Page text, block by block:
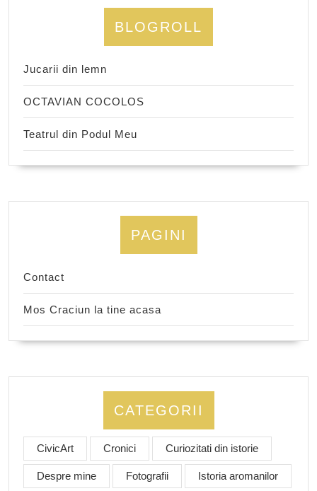
BLOGROLL
Jucarii din lemn
OCTAVIAN COCOLOS
Teatrul din Podul Meu
PAGINI
Contact
Mos Craciun la tine acasa
CATEGORII
CivicArt Cronici Curiozitati din istorie
Despre mine Fotografii Istoria aromanilor